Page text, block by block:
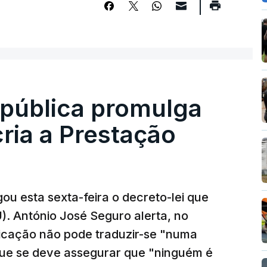
promulga
a Prestação
esta sexta-feira o decreto-lei que
António José Seguro alerta, no
não pode traduzir-se "numa
se deve assegurar que "ninguém é